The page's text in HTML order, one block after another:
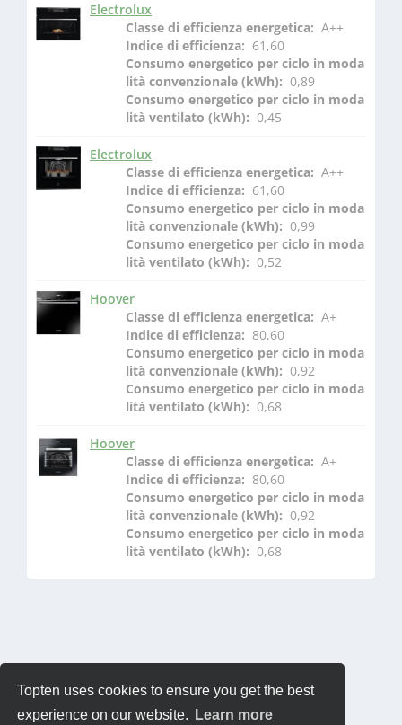
Topten uses cookies to ensure you get the best
experience on our website.
Learn more
Electrolux
Classe di efficienza energetica: A++
Indice di efficienza: 61,60
Consumo energetico per ciclo in moda
lità convenzionale (kWh): 0,89
Consumo energetico per ciclo in moda
lità ventilato (kWh): 0,45
Electrolux
Classe di efficienza energetica: A++
Indice di efficienza: 61,60
Consumo energetico per ciclo in moda
lità convenzionale (kWh): 0,99
Consumo energetico per ciclo in moda
lità ventilato (kWh): 0,52
Hoover
Classe di efficienza energetica: A+
Indice di efficienza: 80,60
Consumo energetico per ciclo in moda
lità convenzionale (kWh): 0,92
Consumo energetico per ciclo in moda
lità ventilato (kWh): 0,68
Hoover
Classe di efficienza energetica: A+
Indice di efficienza: 80,60
Consumo energetico per ciclo in moda
lità convenzionale (kWh): 0,92
Consumo energetico per ciclo in moda
lità ventilato (kWh): 0,68